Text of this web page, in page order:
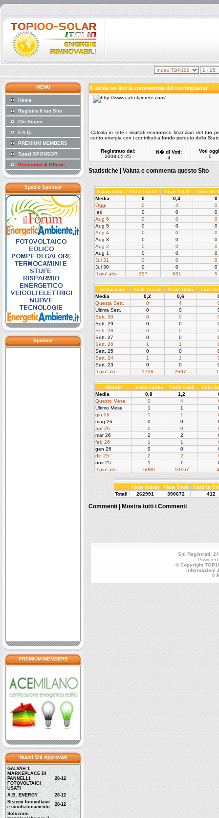
MENU
Home
Registra il tuo Sito
Chi Siamo
F.A.Q.
PREMIUM MEMBERS
Spazi SPONSOR
Preventivi & Offerte
Spazio Sponsor
Sponsor
PREMIUM MEMBERS
Nuovi Siti Approvati
GALVAH 1
MARKEPLACE DI
PANNELLI
FOTOVOLTAICI
USATI
28-12
A.B. ENERGY
28-12
Sistemi fotovoltaici
e condizionamento
28-12
Soluzioni
Calcola on-line la convenienza del tuo impianto
Calcola in rete i risultati economico finanziari del tuo
conto energia con i contributi a fondo perduto dello
Registrato dal:
2008-05-25
N� di Voti:
4
Voti
0
Statistiche | Valuta e commenta questo Sito
Giornaliero Visite Uniche Visite Totali
Unici In
Media
0 0,4
0
Oggi
0 4
0
Ieri
0 0
0
Aug 6
0 0
0
Aug 5
0 0
0
Aug 4
0 0
0
Aug 3
0 0
0
Aug 2
0 0
0
Aug 1
0 0
0
Jul 31
0 0
0
Jul 30
0 0
0
Il piu' alto
357 651 5
Settimanale Visite Uniche Visite Totali
Unici In
Media
0,2 0,6
Questa Sett.
0 4
Ultima Sett.
0 0
Sett. 30
0 0
Sett. 29
0 0
Sett. 28
0 0
Sett. 27
0 0
Sett. 26
1 1
Sett. 25
0 0
Sett. 24
1 1
Sett. 23
0 0
Il piu' alto
1708 2697
Mensile Visite Uniche Visite Totali
Unici In
Media
0,8 1,2
Questo Mese
0 4
Ultimo Mese
1 1
giu 26
1 1
mag 26
0 0
apr 26
0 0
mar 26
2 2
feb 26
1 1
gen 26
0 0
dic 25
2 2
nov 25
1 1
Il piu' alto
6980 10167
Visite Uniche Visite Totali
Unici In
Totali
262991 390672 412
Commenti | Mostra tutti i Commenti
Siti Registrati:
© Copyright
Informazioni
8